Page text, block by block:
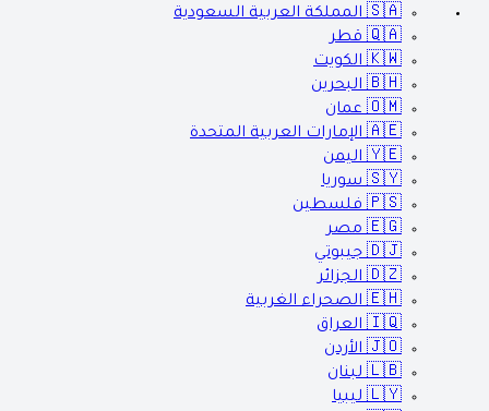
🇸🇦 المملكة العربية السعودية
🇶🇦 قطر
🇰🇼 الكويت
🇧🇭 البحرين
🇴🇲 عمان
🇦🇪 الإمارات العربية المتحدة
🇾🇪 اليمن
🇸🇾 سوريا
🇵🇸 فلسطين
🇪🇬 مصر
🇩🇯 جيبوتي
🇩🇿 الجزائر
🇪🇭 الصحراء الغربية
🇮🇶 العراق
🇯🇴 الأردن
🇱🇧 لبنان
🇱🇾 ليبيا